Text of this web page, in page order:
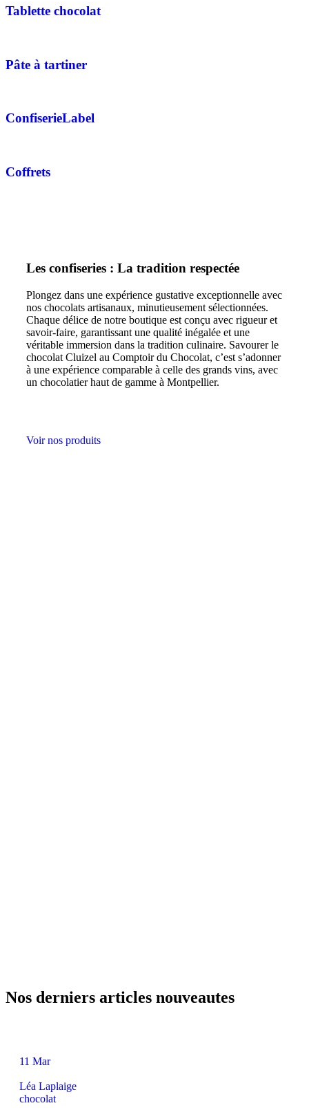
Tablette chocolat
Pâte à tartiner
ConfiserieLabel
Coffrets
Les confiseries : La traditionrespectée
Plongez dans une expérience gustative exceptionnelle avec
nos chocolats artisanaux, minutieusement sélectionnées.
Chaque délice de notre boutique est conçu avec rigueur et
savoir-faire, garantissant une qualité inégalée et une
véritable immersion dans la tradition culinaire. Savourer le
chocolat Cluizel au Comptoir du Chocolat, c’est s’adonner
à une expérience comparable à celle des grands vins, avec
un chocolatier haut de gamme à Montpellier.
Voir nos produits
Nos derniers articles nouveautes
11 Mar
Léa Laplaige
chocolat